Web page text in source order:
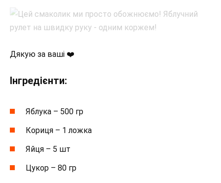
Дякую за ваші ❤️
Інгредієнти:
Яблука – 500 гр
Кориця – 1 ложка
Яйця – 5 шт
Цукор – 80 гр